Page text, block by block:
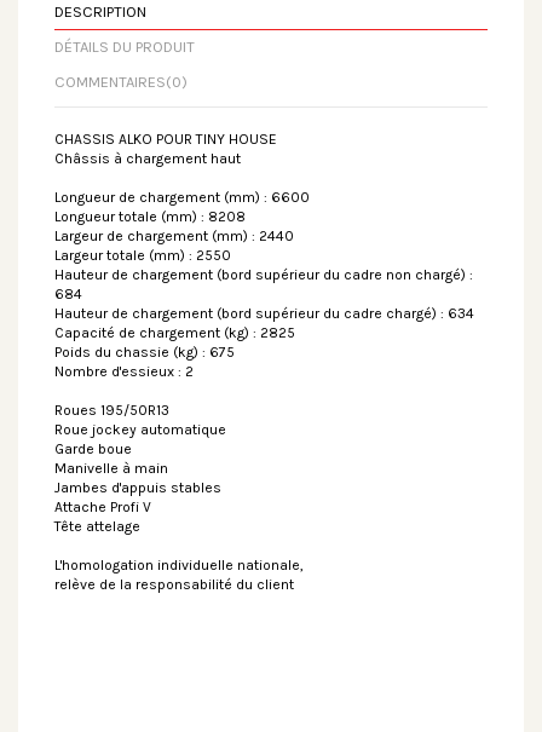
DESCRIPTION
DÉTAILS DU PRODUIT
COMMENTAIRES(0)
CHASSIS ALKO POUR TINY HOUSE
Châssis à chargement haut
Longueur de chargement (mm) : 6600
Longueur totale (mm) : 8208
Largeur de chargement (mm) : 2440
Largeur totale (mm) : 2550
Hauteur de chargement (bord supérieur du cadre non chargé) :
684
Hauteur de chargement (bord supérieur du cadre chargé) : 634
Capacité de chargement (kg) : 2825
Poids du chassie (kg) : 675
Nombre d'essieux : 2
Roues 195/50R13
Roue jockey automatique
Garde boue
Manivelle à main
Jambes d'appuis stables
Attache Profi V
Tête attelage
L'homologation individuelle nationale,
relève de la responsabilité du client